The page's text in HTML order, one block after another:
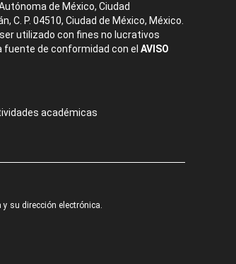
de México, Ciudad
C. P. 04510, Ciudad de México, México.
utilizado con fines no lucrativos
fuente de conformidad con el AVISO
académicas
su dirección electrónica.